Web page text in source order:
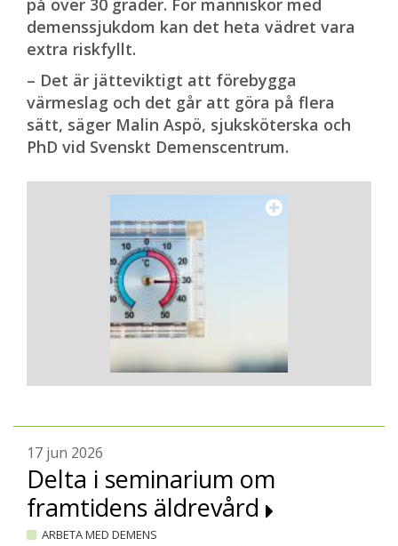
på över 30 grader. För människor med
demenssjukdom kan det heta vädret vara
extra riskfyllt.
– Det är jätteviktigt att förebygga
värmeslag och det går att göra på flera
sätt, säger Malin Aspö, sjuksköterska och
PhD vid Svenskt Demenscentrum.
17 jun 2026
Delta i seminarium om
framtidens äldrevård
ARBETA MED DEMENS